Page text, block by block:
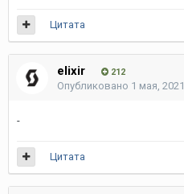
Цитата
elixir 212
Опубликовано 1 мая, 2021
-
Цитата